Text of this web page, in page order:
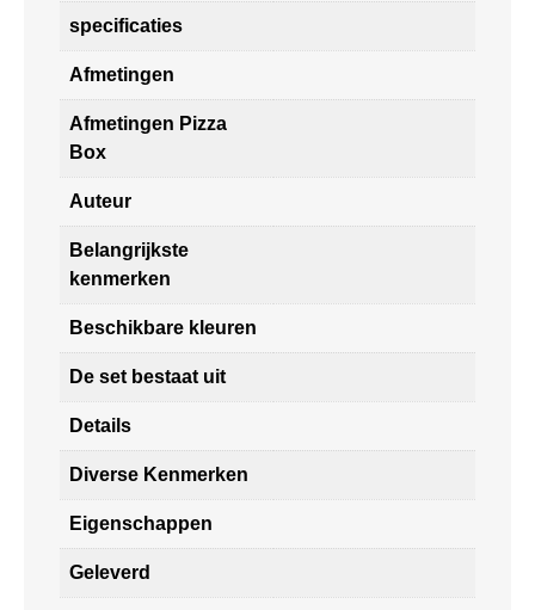
specificaties
Afmetingen
Afmetingen Pizza
Box
Auteur
Belangrijkste
kenmerken
Beschikbare kleuren
De set bestaat uit
Details
Diverse Kenmerken
Eigenschappen
Geleverd